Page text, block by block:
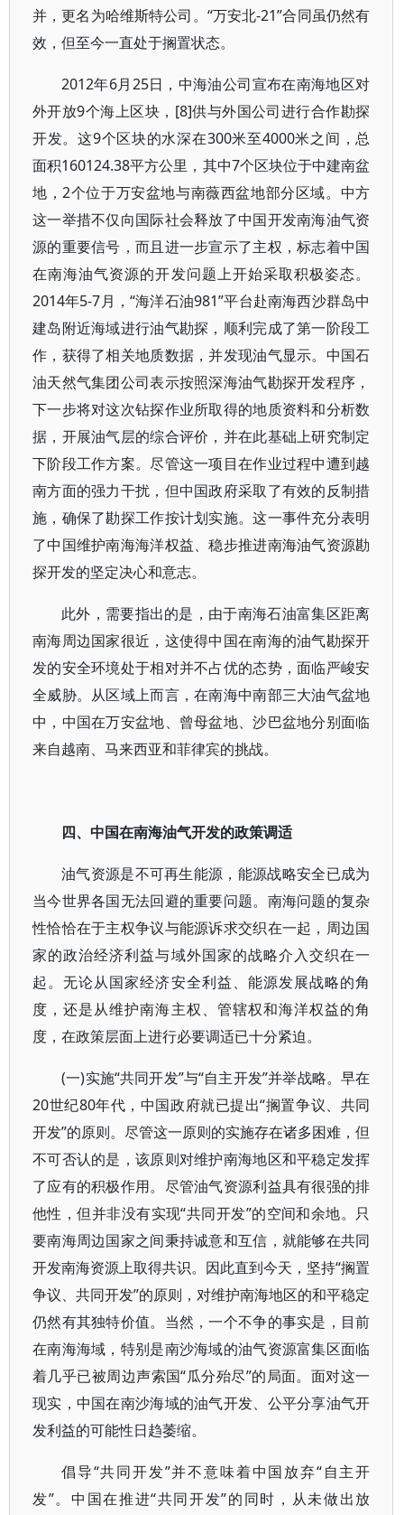
并，更名为哈维斯特公司。“万安北-21”合同虽仍然有
效，但至今一直处于搁置状态。
2012年6月25日，中海油公司宣布在南海地区对
外开放9个海上区块，[8]供与外国公司进行合作勘探
开发。这9个区块的水深在300米至4000米之间，总
面积160124.38平方公里，其中7个区块位于中建南盆
地，2个位于万安盆地与南薇西盆地部分区域。中方
这一举措不仅向国际社会释放了中国开发南海油气资
源的重要信号，而且进一步宣示了主权，标志着中国
在南海油气资源的开发问题上开始采取积极姿态。
2014年5-7月，“海洋石油981”平台赴南海西沙群岛中
建岛附近海域进行油气勘探，顺利完成了第一阶段工
作，获得了相关地质数据，并发现油气显示。中国石
油天然气集团公司表示按照深海油气勘探开发程序，
下一步将对这次钻探作业所取得的地质资料和分析数
据，开展油气层的综合评价，并在此基础上研究制定
下阶段工作方案。尽管这一项目在作业过程中遭到越
南方面的强力干扰，但中国政府采取了有效的反制措
施，确保了勘探工作按计划实施。这一事件充分表明
了中国维护南海海洋权益、稳步推进南海油气资源勘
探开发的坚定决心和意志。
此外，需要指出的是，由于南海石油富集区距离
南海周边国家很近，这使得中国在南海的油气勘探开
发的安全环境处于相对并不占优的态势，面临严峻安
全威胁。从区域上而言，在南海中南部三大油气盆地
中，中国在万安盆地、曾母盆地、沙巴盆地分别面临
来自越南、马来西亚和菲律宾的挑战。
四、中国在南海油气开发的政策调适
油气资源是不可再生能源，能源战略安全已成为
当今世界各国无法回避的重要问题。南海问题的复杂
性恰恰在于主权争议与能源诉求交织在一起，周边国
家的政治经济利益与域外国家的战略介入交织在一
起。无论从国家经济安全利益、能源发展战略的角
度，还是从维护南海主权、管辖权和海洋权益的角
度，在政策层面上进行必要调适已十分紧迫。
(一)实施“共同开发”与“自主开发”并举战略。早在
20世纪80年代，中国政府就已提出“搁置争议、共同
开发”的原则。尽管这一原则的实施存在诸多困难，但
不可否认的是，该原则对维护南海地区和平稳定发挥
了应有的积极作用。尽管油气资源利益具有很强的排
他性，但并非没有实现“共同开发”的空间和余地。只
要南海周边国家之间秉持诚意和互信，就能够在共同
开发南海资源上取得共识。因此直到今天，坚持“搁置
争议、共同开发”的原则，对维护南海地区的和平稳定
仍然有其独特价值。当然，一个不争的事实是，目前
在南海海域，特别是南沙海域的油气资源富集区面临
着几乎已被周边声索国“瓜分殆尽”的局面。面对这一
现实，中国在南沙海域的油气开发、公平分享油气开
发利益的可能性日趋萎缩。
倡导“共同开发”并不意味着中国放弃“自主开
发”。中国在推进“共同开发”的同时，从未做出放